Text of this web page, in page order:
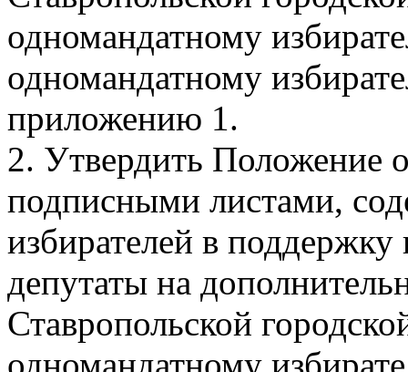
одномандатному
одномандатному
приложению 1.
2. Утвердить Положение
подписными листами,
избирателей в
депутаты на
Ставропольской
одномандатному